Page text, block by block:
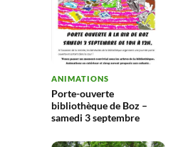
ANIMATIONS
Porte-ouverte
bibliothèque de Boz –
samedi 3 septembre